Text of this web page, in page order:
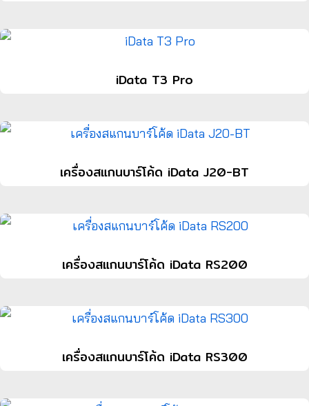
iData T3 Pro
เครื่องสแกนบาร์โค้ด iData J20-BT
เครื่องสแกนบาร์โค้ด iData RS200
เครื่องสแกนบาร์โค้ด iData RS300